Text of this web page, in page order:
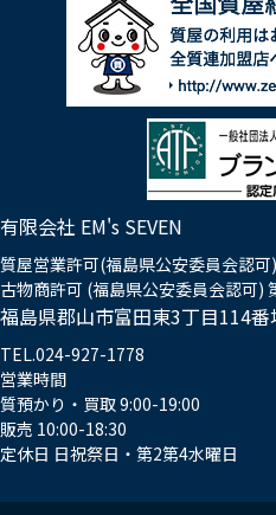
有限会社 EM's SEVEN
質屋営業許可(福島県公安委員会認
古物商許可 (福島県公安委員会認可)
福島県郡山市富田東3丁目114番
TEL.024-927-1778
営業時間
質預かり・買取 9:00-19:00
販売 10:00-18:30
定休日 日祝祭日・第2第4水曜日